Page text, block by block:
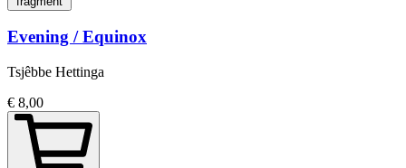
Evening / Equinox
Tsjêbbe Hettinga
€ 8,00